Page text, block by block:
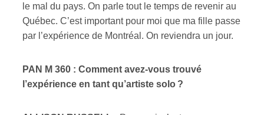
le mal du pays. On parle tout le temps de revenir au
Québec. C’est important pour moi que ma fille passe
par l’expérience de Montréal. On reviendra un jour.
PAN M 360 : Comment avez-vous trouvé
l’expérience en tant qu’artiste solo ?